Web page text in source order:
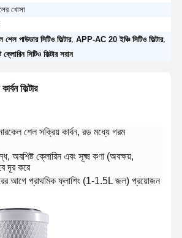
খোসা
শেল পাউডার সিটিও ফিল্টার, APP-AC 20 ইঞ্চি সিটিও ফিল্টার,
ক্লোরিন সিটিও ফিল্টার সরান
ফিল্টার
শেল সক্রিয় কার্বন, রড মধ্যে গরম
অবশিষ্ট ক্লোরিন এবং সূক্ষ্ম কণা (অবক্ষয়,
দূর করে
আগে প্রাথমিক ফ্লাশিং (1-1.5L জল) প্রয়োজন